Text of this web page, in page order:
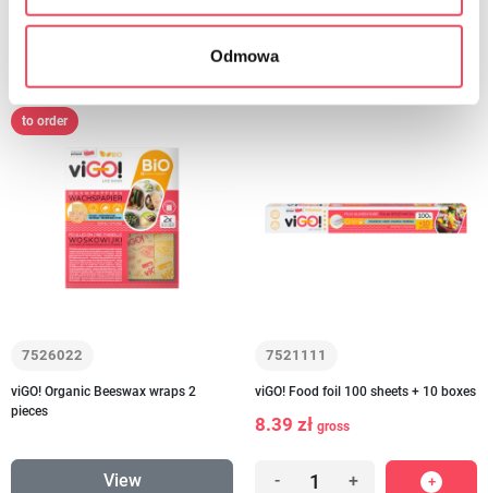
Odmowa
to order
7526022
viGO! Organic Beeswax wraps 2
pieces
View
7521111
viGO! Food foil 100 sheets + 10 boxes
8.39 zł gross
- +